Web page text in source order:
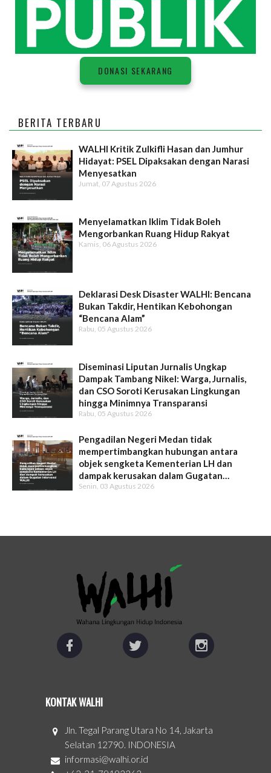
DONASI SEKARANG
BERITA TERBARU
WALHI Kritik Zulkifli Hasan dan Jumhur
Hidayat: PSEL Dipaksakan dengan Narasi
Menyesatkan
Jumat, 07 Agustus 2026
Menyelamatkan Iklim Tidak Boleh
Mengorbankan Ruang Hidup Rakyat
Kamis, 06 Agustus 2026
Deklarasi Desk Disaster WALHI: Bencana
Bukan Takdir, Hentikan Kebohongan
“Bencana Alam”
Rabu, 05 Agustus 2026
Diseminasi Liputan Jurnalis Ungkap
Dampak Tambang Nikel: Warga, Jurnalis,
dan CSO Soroti Kerusakan Lingkungan
hingga Minimnya Transparansi
Rabu, 05 Agustus 2026
Pengadilan Negeri Medan tidak
mempertimbangkan hubungan antara
objek sengketa Kementerian LH dan
dampak kerusakan dalam Gugatan
Intervensi WALHI
Senin, 03 Agustus 2026
KONTAK WALHI
Jln. Tegal Parang Utara No 14, Jakarta
Selatan 12790. INDONESIA
informasi@walhi.or.id